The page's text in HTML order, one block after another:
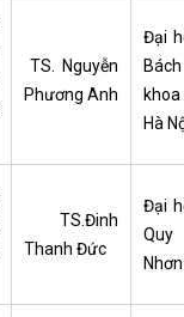
TS. Nguyễn
Phương Anh
Đại
Bách
khoa
Hà
TS.Đinh
Thanh Đức
Đại
Quy
Nhơn